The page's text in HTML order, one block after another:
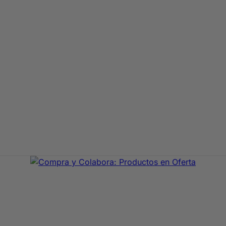
de primeras marcas. En Compra y Colabora